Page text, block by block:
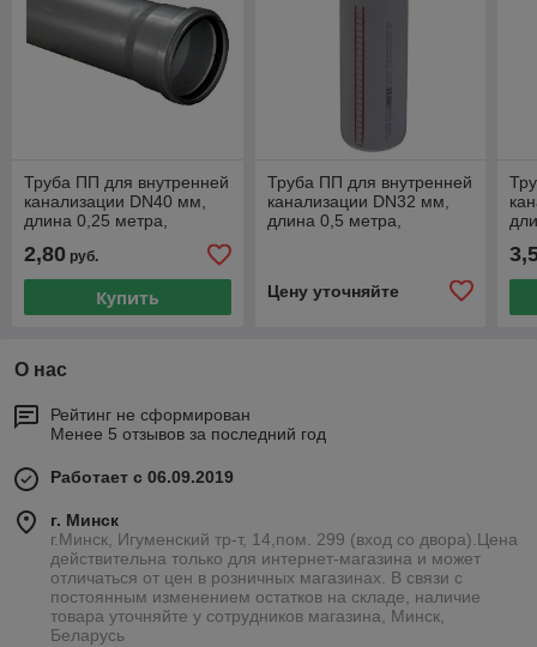
Труба ПП для внутренней
канализации DN40 мм,
длина 0,25 метра,
Россия)
2,80 руб.
Купить
Труба ПП для внутренней
канализации DN32 мм,
длина 0,5 метра,
Цену уточняйте
О нас
Рейтинг не сформирован
Менее 5 отзывов за последний год
Работает с 06.09.2019
г. Минск
г.Минск, Игуменский тр-т, 14,пом. 299 (вход со двора).Цена
действительна только для интернет-магазина и может
отличаться от цен в розничных магазинах. В связи с
постоянным изменением остатков на складе, наличие
товара уточняйте у сотрудников магазина, Минск,
Беларусь